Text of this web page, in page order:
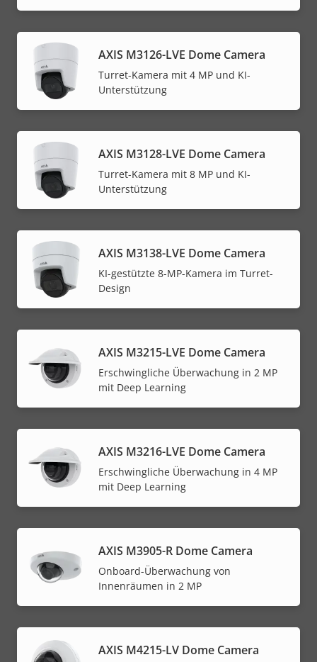
AXIS M3126-LVE Dome Camera
Turret-Kamera mit 4 MP und KI-
Unterstützung
AXIS M3128-LVE Dome Camera
Turret-Kamera mit 8 MP und KI-
Unterstützung
AXIS M3138-LVE Dome Camera
KI-gestützte 8-MP-Kamera im Turret-
Design
AXIS M3215-LVE Dome Camera
Erschwingliche Überwachung in 2 MP
mit Deep Learning
AXIS M3216-LVE Dome Camera
Erschwingliche Überwachung in 4 MP
mit Deep Learning
AXIS M3905-R Dome Camera
Onboard-Überwachung von
Innenräumen in 2 MP
AXIS M4215-LV Dome Camera